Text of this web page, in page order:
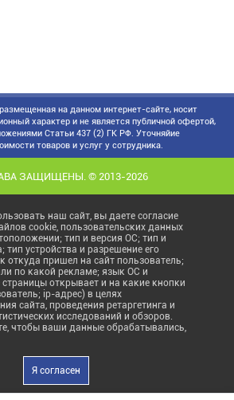
на данном интернет-сайте, носит
характер и не является публичной офертой,
Статьи 437 (2) ГК РФ. Уточняйие
товаров и услуг у сотрудника.
ЗАЩИЩЕНЫ. © 2013-2026
наш сайт, вы даете согласие
cookie, пользовательских данных
тип и версия ОС; тип и
тип устройства и разрешение его
откуда пришел на сайт пользователь;
по какой рекламе; язык ОС и
страницы открывает и на какие кнопки
ip-адрес) в целях
сайта, проведения ретаргетинга и
исследований и обзоров.
чтобы ваши данные обрабатывались,
Я согласен